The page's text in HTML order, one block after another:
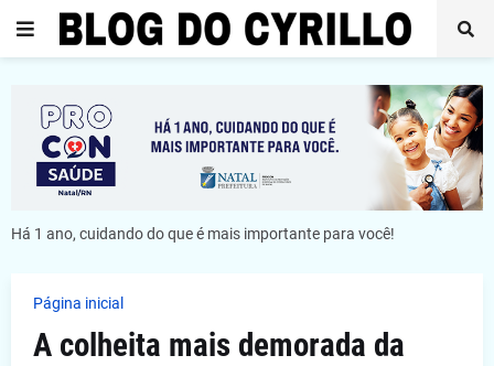
Há 1 ano, cuidando do que é mais importante para você!
Página inicial
A colheita mais demorada da